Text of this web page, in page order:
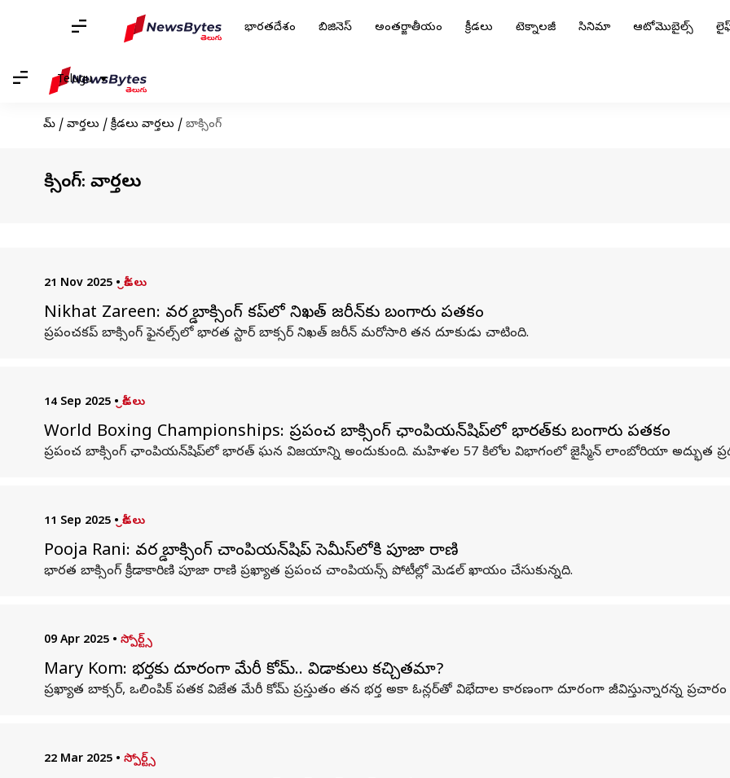
భారతదేశం బిజినెస్ అంతర్జాతీయం క్రీడలు టెక్నాలజీ సినిమా ఆటోమొబైల్స్
Telugu
హోమ్ / వార్తలు / క్రీడలు వార్తలు / బాక్సింగ్
బాక్సింగ్: వార్తలు
21 Nov 2025 • క్రీడలు
Nikhat Zareen: వరల్డ్ బాక్సింగ్ కప్‌లో నిఖత్ జరీన్‌కు బంగారు పతకం
ప్రపంచకప్‌ బాక్సింగ్‌ ఫైనల్స్‌లో భారత స్టార్‌ బాక్సర్‌ నిఖత్‌ జరీన్‌ మరోసారి తన దూకుడు చాటింది.
14 Sep 2025 • క్రీడలు
World Boxing Championships: ప్రపంచ బాక్సింగ్‌ ఛాంపియన్‌షిప్‌లో భారత్‌కు బంగారు పతకం
ప్రపంచ బాక్సింగ్‌ ఛాంపియన్‌షిప్‌లో భారత్‌ ఘన విజయాన్ని అందుకుంది. మహిళల 57 కిలోల విభాగంలో జైస్మీన్‌ లాంబోరియా అద్భుత
11 Sep 2025 • క్రీడలు
Pooja Rani: వ‌ర‌ల్డ్ బాక్సింగ్ చాంపియ‌న్‌షిప్ సెమీస్‌లోకి పూజా రాణి
భారత బాక్సింగ్ క్రీడాకారిణి పూజా రాణి ప్రఖ్యాత ప్రపంచ చాంపియన్స్ పోటీల్లో మెడల్ ఖాయం చేసుకున్న‌ది.
09 Apr 2025 • స్పోర్ట్స్
Mary Kom: భర్తకు దూరంగా మేరీ కోమ్‌.. విడాకులు కచ్చితమా?
ప్రఖ్యాత బాక్సర్‌, ఒలింపిక్‌ పతక విజేత మేరీ కోమ్‌ ప్రస్తుతం తన భర్త అకా ఓన్లర్‌తో విభేదాల కారణంగా దూరంగా జీవిస్తున్నారన్న
22 Mar 2025 • స్పోర్ట్స్